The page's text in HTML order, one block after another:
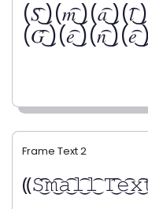
(𝑆͡ ͜)(𝑚͡ ͜)(𝑎͡ ͜)(𝑙͡
(𝐺͡ ͜)(𝑒͡ ͜)(𝑛͡ ͜)(𝑒͡
Frame Text 2
⸨𝚂͜͡𝚖͜͡𝚊͜͡𝚕͜͡𝚕͜͡